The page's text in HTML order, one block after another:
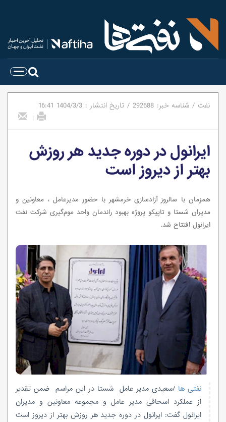
نفت / شناسه خبر: 292688
/ تاریخ انتشار : 1404/3/3
16:41
|
ایرانول در دوره جدید هر روزش
بهتر از دیروز است
همزمان با سالروز آزادسازی خرمشهر با حضور مدیرعامل ، معاونین و
مدیران شستا و تاپیکو پروژه بهبود راندمان واحد موم‌گیری شرکت نفت
ایرانول افتتاح شد.
نفتی ها /سعیدی مدیر عامل شستا در این مراسم ضمن تقدیر
از عملکرد اسحاقی مدیر عامل و مجموعه معاونین و مدیران
ایرانول گفت: ایرانول در دوره جدید هر روزش بهتر از دیروز است